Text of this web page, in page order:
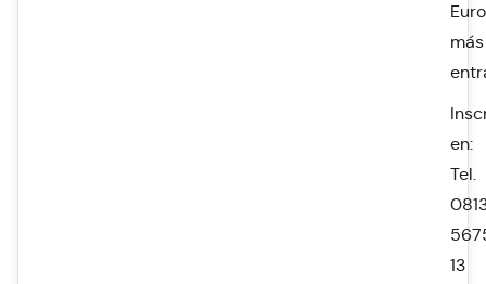
Euro
más
en:
Tel.
13